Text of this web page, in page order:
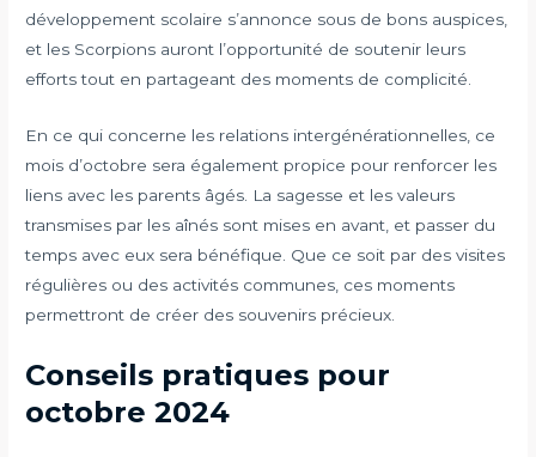
développement scolaire s’annonce sous de bons auspices,
et les Scorpions auront l’opportunité de soutenir leurs
efforts tout en partageant des moments de complicité.
En ce qui concerne les relations intergénérationnelles, ce
mois d’octobre sera également propice pour renforcer les
liens avec les parents âgés. La sagesse et les valeurs
transmises par les aînés sont mises en avant, et passer du
temps avec eux sera bénéfique. Que ce soit par des visites
régulières ou des activités communes, ces moments
permettront de créer des souvenirs précieux.
Conseils pratiques pour
octobre 2024